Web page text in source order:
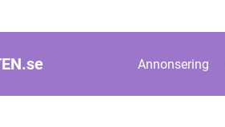
se Annonsering